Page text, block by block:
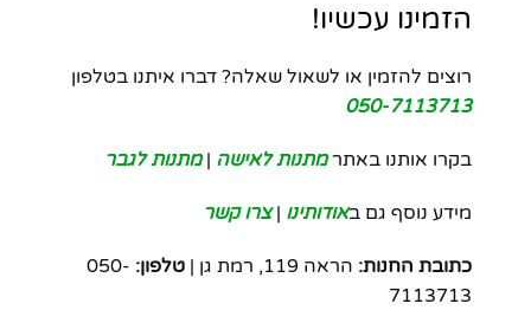
הזמינו עכשיו!
רוצים להזמין או לשאול שאלה? דברו איתנו בטלפון
050-7113713
בקרו אותנו באתרמתנות לאישה |מתנות לגבר
מידע נוסף גם באודותינו |צרו קשר
כתובת החנות: הראה 119, רמת גן | טלפון: 050-
7113713